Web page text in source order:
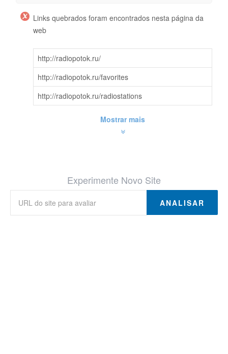
Links quebrados foram encontrados nesta página da
web
http://radiopotok.ru/
http://radiopotok.ru/favorites
http://radiopotok.ru/radiostations
Mostrar mais
Experimente Novo Site
ANALISAR